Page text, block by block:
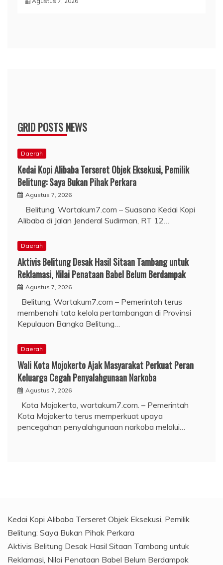
GRID POSTS NEWS
Daerah
Kedai Kopi Alibaba Terseret Objek Eksekusi, Pemilik
Belitung: Saya Bukan Pihak Perkara
Agustus 7, 2026
Belitung, Wartakum7.com – Suasana Kedai Kopi
Alibaba di Jalan Jenderal Sudirman, RT 12…
Daerah
Aktivis Belitung Desak Hasil Sitaan Tambang untuk
Reklamasi, Nilai Penataan Babel Belum Berdampak
Agustus 7, 2026
Belitung, Wartakum7.com – Pemerintah terus
membenahi tata kelola pertambangan di Provinsi
Kepulauan Bangka Belitung…
Daerah
Wali Kota Mojokerto Ajak Masyarakat Perkuat Peran
Keluarga Cegah Penyalahgunaan Narkoba
Agustus 7, 2026
Kota Mojokerto, wartakum7.com. – Pemerintah
Kota Mojokerto terus memperkuat upaya
pencegahan penyalahgunaan narkoba melalui…
Kedai Kopi Alibaba Terseret Objek Eksekusi, Pemilik
Belitung: Saya Bukan Pihak Perkara
Aktivis Belitung Desak Hasil Sitaan Tambang untuk
Reklamasi, Nilai Penataan Babel Belum Berdampak